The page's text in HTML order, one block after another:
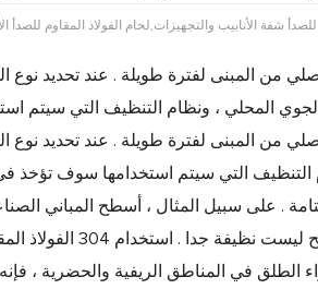
للصدأ شفة الأنابيب والتجهيزات,لحام الفولاذ المقاوم للصدأ
المبنى لفترة طويلة . عند تحديد نوع
المبنى لفترة طويلة . عند تحديد نوع
التنظيف التي سيتم استخدامها سوف تؤخذ
. على سبيل المثال ، أسطح المباني
التطبيقات ، المالك تكاليف
في المناطق الريفية والحضرية ،